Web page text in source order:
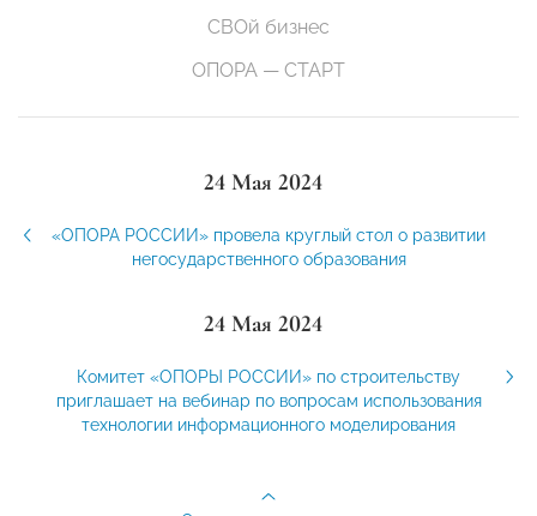
СВОй бизнес
ОПОРА — СТАРТ
24 Мая 2024
«ОПОРА РОССИИ» провела круглый стол о развитии
негосударственного образования
24 Мая 2024
Комитет «ОПОРЫ РОССИИ» по строительству
приглашает на вебинар по вопросам использования
технологии информационного моделирования